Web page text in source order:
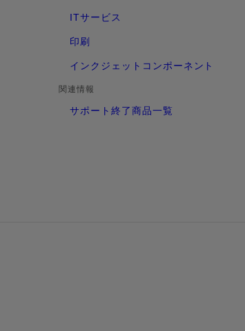
ITサービス
印刷
インクジェットコンポーネント
関連情報
サポート終了商品一覧